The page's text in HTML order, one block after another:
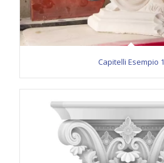
Capitelli Esempio 1